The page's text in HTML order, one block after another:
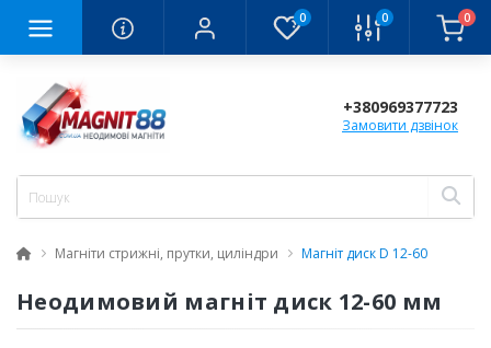
0 0 0
+380969377723
Замовити дзвінок
Магніти стрижні, прутки, циліндри Магніт диск D 12-60
Неодимовий магніт диск 12-60 мм